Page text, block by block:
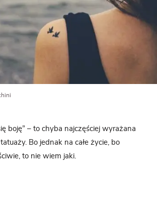
boję” – to chyba najczęściej wyrażana
Bo jednak na całe życie, bo
to nie wiem jaki.